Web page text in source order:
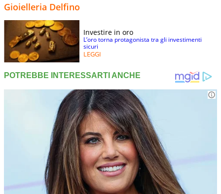
Gioielleria Delfino
Investire in oro
L’oro torna protagonista tra gli investimenti
sicuri
LEGGI